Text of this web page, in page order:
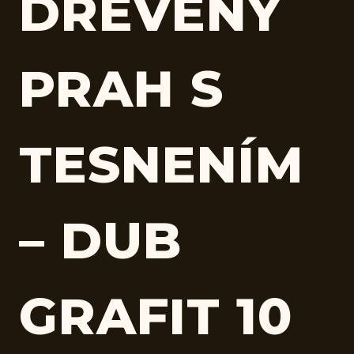
DREVENÝ
PRAH S
TESNENÍM
– DUB
GRAFIT 10